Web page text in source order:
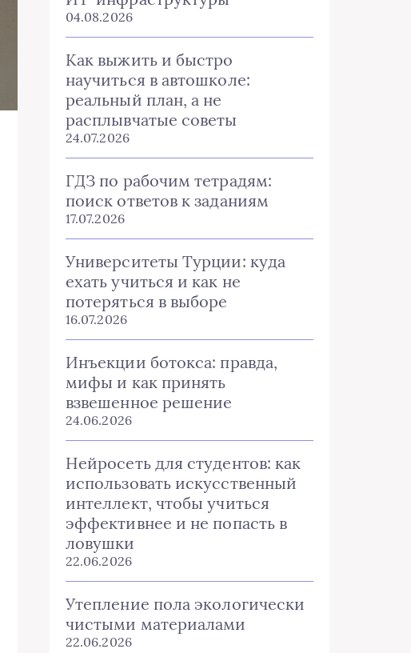
04.08.2026
Как выжить и быстро
научиться в автошколе:
реальный план, а не
расплывчатые советы
24.07.2026
ГДЗ по рабочим тетрадям:
поиск ответов к заданиям
17.07.2026
Университеты Турции: куда
ехать учиться и как не
потеряться в выборе
16.07.2026
Инъекции ботокса: правда,
мифы и как принять
взвешенное решение
24.06.2026
Нейросеть для студентов: как
использовать искусственный
интеллект, чтобы учиться
эффективнее и не попасть в
ловушки
22.06.2026
Утепление пола экологически
чистыми материалами
22.06.2026